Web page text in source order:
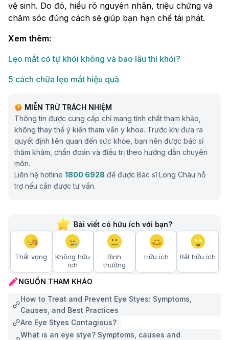
vệ sinh. Do đó, hiểu rõ nguyên nhân, triệu chứng và
chăm sóc đúng cách sẽ giúp bạn hạn chế tái phát.
Xem thêm:
Lẹo mắt có tự khỏi không và bao lâu thì khỏi?
5 cách chữa lẹo mắt hiệu quả
MIỄN TRỪ TRÁCH NHIỆM
Thông tin được cung cấp chỉ mang tính chất tham khảo,
không thay thế ý kiến tham vấn y khoa. Trước khi đưa ra
quyết định liên quan đến sức khỏe, bạn nên được bác sĩ
thăm khám, chẩn đoán và điều trị theo hướng dẫn chuyên
môn.
Liên hệ hotline 1800 6928 để được Bác sĩ Long Châu hỗ
trợ nếu cần được tư vấn.
Bài viết có hữu ích với bạn?
Thất vọng
Không hữu
ích
Bình
thường
Hữu ích Rất hữu ích
NGUỒN THAM KHẢO
How to Treat and Prevent Eye Styes: Symptoms,
Causes, and Best Practices
Are Eye Styes Contagious?
What is an eye stye? Symptoms, causes and